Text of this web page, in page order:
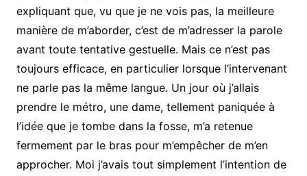
expliquant que, vu que je ne vois pas, la meilleure
manière de m’aborder, c’est de m’adresser la parole
avant toute tentative gestuelle. Mais ce n’est pas
toujours efficace, en particulier lorsque l’intervenant
ne parle pas la même langue. Un jour où j’allais
prendre le métro, une dame, tellement paniquée à
l’idée que je tombe dans la fosse, m’a retenue
fermement par le bras pour m’empêcher de m’en
approcher. Moi j’avais tout simplement l’intention de